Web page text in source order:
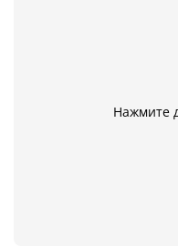
Нажмите